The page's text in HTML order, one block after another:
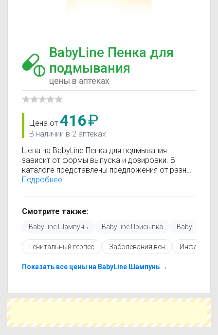
BabyLine Пенка для
подмывания
цены в аптеках
Цена от 416₽
В наличии в 2 аптеках
Цена на BabyLine Пенка для подмывания
зависит от формы выпуска и дозировки. В
каталоге представлены предложения от разных
аптек, что позволяет быстро найти, где купить
регулярно обновляется, поэтому вы видите
только актуальные данные.
Перед покупкой рекомендуется ознакомиться с
инструкцией по применению, показаниями и
противопоказаниями. При необходимости вы
подмывания с похожим действующим
ближайшей аптеке, укажите свой город и
вариант по цене и наличию.
Подробнее
Смотрите также:
BabyLine Шампунь BabyLine Присыпка BabyLine
Генитальный герпес Заболевания вен Инфаркт
Показать все цены на BabyLine Шампунь →